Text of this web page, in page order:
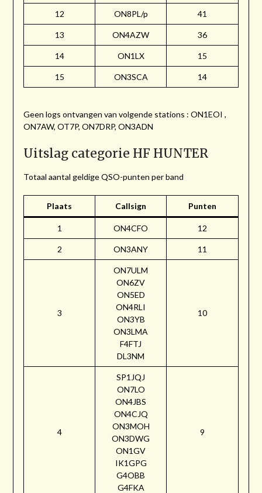
12 ON8PL/p 41
13 ON4AZW 36
14 ON1LX 15
15 ON3SCA 14
Geen logs ontvangen van volgende stations : ON1EOI ,
ON7AW, OT7P, ON7DRP, ON3ADN
Uitslag categorie HF HUNTER
Totaal aantal geldige QSO-punten per band
Plaats Callsign Punten
1 ON4CFO 12
2 ON3ANY 11
3
ON7ULM
ON6ZV
ON5ED
ON4RLI
ON3YB
ON3LMA
F4FTJ
DL3NM
10
4
SP1JQJ
ON7LO
ON4JBS
ON4CJQ
ON3MOH
ON3DWG
ON1GV
IK1GPG
G4OBB
G4FKA
9